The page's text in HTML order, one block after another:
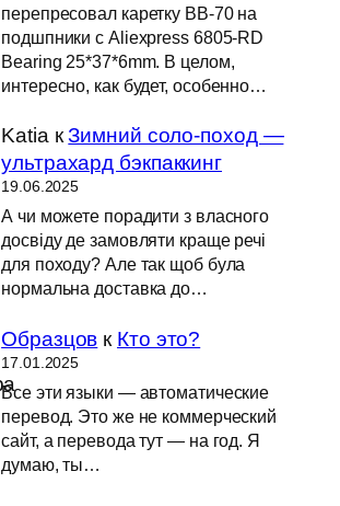
перепресовал каретку BB-70 на
подшпники с Aliexpress 6805-RD
Bearing 25*37*6mm. В целом,
интересно, как будет, особенно…
KatiaкЗимний соло-поход —
ультрахард бэкпаккинг
19.06.2025
А чи можете порадити з власного
досвіду де замовляти краще речі
для походу? Але так щоб була
нормальна доставка до…
Образцов к Кто это?
17.01.2025
Все эти языки — автоматические
перевод. Это же не коммерческий
сайт, а перевода тут — на год. Я
думаю, ты…